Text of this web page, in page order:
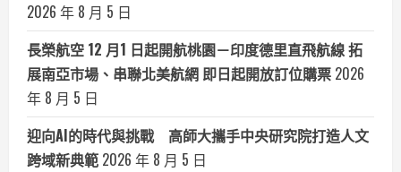
2026 年 8 月 5 日
長榮航空 12 月1 日起開航桃園－印度德里直飛航線 拓
展南亞市場、串聯北美航網 即日起開放訂位購票 2026
年 8 月 5 日
迎向AI的時代與挑戰 高師大攜手中央研究院打造人文
跨域新典範 2026 年 8 月 5 日